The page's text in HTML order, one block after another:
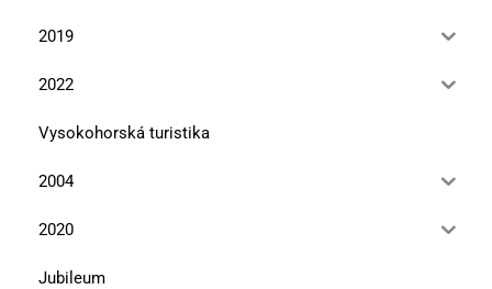
2019
2022
Vysokohorská turistika
2004
2020
Jubileum